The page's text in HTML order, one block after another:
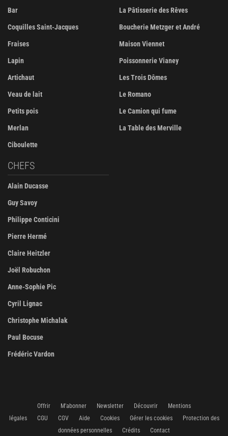
Bar
Coquilles Saint-Jacques
Fraises
Lapin
Artichaut
Veau de lait
Petits pois
Merlan
Ciboulette
La Pâtisserie des Rêves
Boucherie Metzger et André
Maison Viennet
Poissonnerie Vianey
Les Trois Dômes
Le Romano
Le Camion qui fume
La Table des Merville
CHEFS
Alain Ducasse
Guy Savoy
Philippe Conticini
Pierre Hermé
Claire Heitzler
Joël Robuchon
Anne-Sophie Pic
Cyril Lignac
Christophe Michalak
Paul Bocuse
Frédéric Vardon
Offrir M'abonner Newsletter Découvrir
Mentions
légales
CGU CGV Aide Cookies Gérer les cookies
Protection des
données personnelles
Crédits Contact